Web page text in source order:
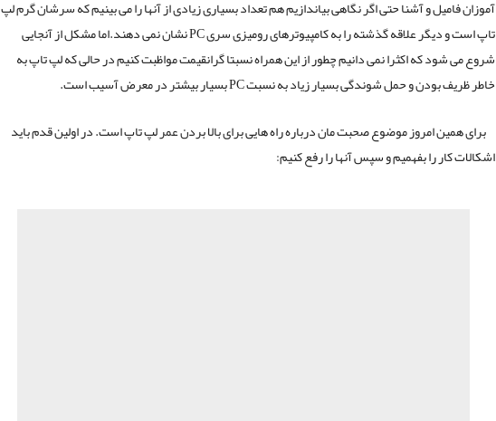
آموزان فامیل و آشنا حتی اگر نگاهی بیاندازیم هم تعداد بسیاری زیادی از آنها را می بینیم که سرشان گرم لپ
تاپ است و دیگر علاقه گذشته را به کامپیوترهای رومیزی سری PC نشان نمی دهند.اما مشکل از آنجایی
شروع می شود که اکثرا نمی دانیم چطور از این همراه نسبتا گرانقیمت مواظبت کنیم در حالی که لپ تاپ به
خاطر ظریف بودن و حمل شوندگی بسیار زیاد به نسبت PC بسیار بیشتر در معرض آسیب است.
برای همین امروز موضوع صحبت مان درباره راه هایی برای بالا بردن عمر لپ تاپ است. در اولین قدم باید
اشکالات کار را بفهمیم و سپس آنها را رفع کنیم: